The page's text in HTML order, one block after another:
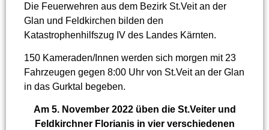
Die Feuerwehren aus dem Bezirk St.Veit an der
Glan und Feldkirchen bilden den
Katastrophenhilfszug IV des Landes Kärnten.
150 Kameraden/Innen werden sich morgen mit 23
Fahrzeugen gegen 8:00 Uhr von St.Veit an der Glan
in das Gurktal begeben.
Am 5. November 2022 üben die St.Veiter und
Feldkirchner Florianis in vier verschiedenen